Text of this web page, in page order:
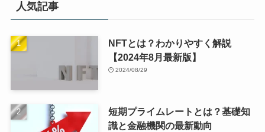
人気記事
NFTとは？わかりやすく解説
【2024年8月最新版】
2024/08/29
短期プライムレートとは？基礎知
識と金融機関の最新動向